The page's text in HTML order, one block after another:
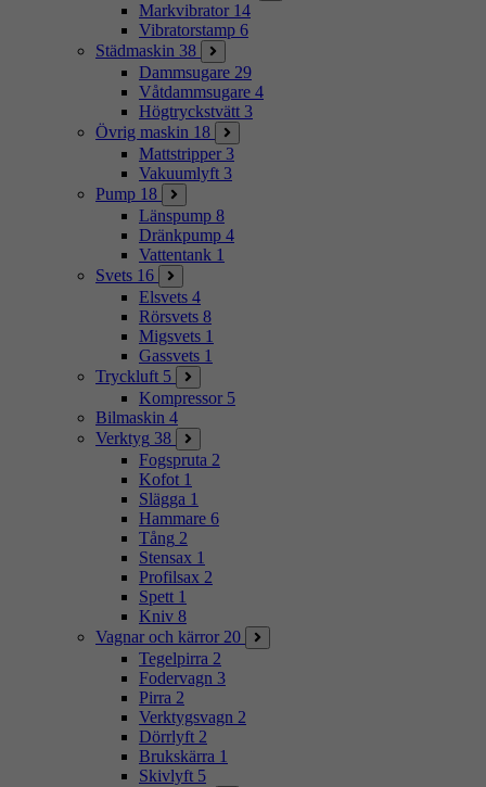
Markvibrator 14
Vibratorstamp 6
Städmaskin 38
Dammsugare 29
Våtdammsugare 4
Högtryckstvätt 3
Övrig maskin 18
Mattstripper 3
Vakuumlyft 3
Pump 18
Länspump 8
Dränkpump 4
Vattentank 1
Svets 16
Elsvets 4
Rörsvets 8
Migsvets 1
Gassvets 1
Tryckluft 5
Kompressor 5
Bilmaskin 4
Verktyg 38
Fogspruta 2
Kofot 1
Slägga 1
Hammare 6
Tång 2
Stensax 1
Profilsax 2
Spett 1
Kniv 8
Vagnar och kärror 20
Tegelpirra 2
Fodervagn 3
Pirra 2
Verktygsvagn 2
Dörrlyft 2
Brukskärra 1
Skivlyft 5